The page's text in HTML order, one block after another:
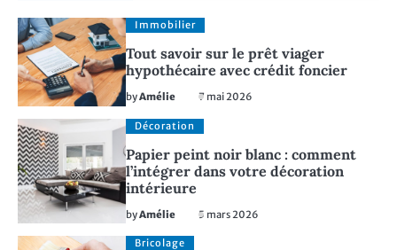
Immobilier
Tout savoir sur le prêt viager
hypothécaire avec crédit foncier
byAmélie 7 mai 2026
Décoration
Papier peint noir blanc : comment
l’intégrer dans votre décoration
intérieure
byAmélie 5 mars 2026
Bricolage